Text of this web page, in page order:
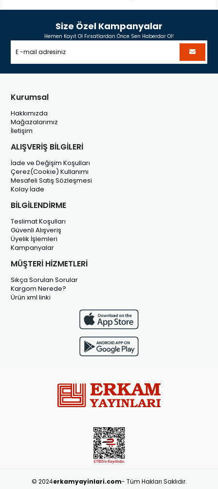
Size Özel Kampanyalar
Hemen Kayıt Ol Fırsatlardan Önce Sen Haberdar Ol!
Kurumsal
Hakkımızda
Mağazalarımız
İletişim
ALIŞVERİŞ BİLGİLERİ
İade ve Değişim Koşulları
Çerez(Cookie) Kullanımı
Mesafeli Satış Sözleşmesi
Kolay İade
BİLGİLENDİRME
Teslimat Koşulları
Güvenli Alışveriş
Üyelik İşlemleri
Kampanyalar
MÜŞTERİ HİZMETLERİ
Sıkça Sorulan Sorular
Kargom Nerede?
Ürün xml linki
© 2024erkamyayinlari.com- Tüm Hakları Saklıdır.